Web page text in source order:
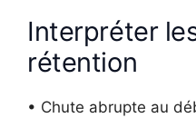
Interpréter
rétention
• Chute abrupte au